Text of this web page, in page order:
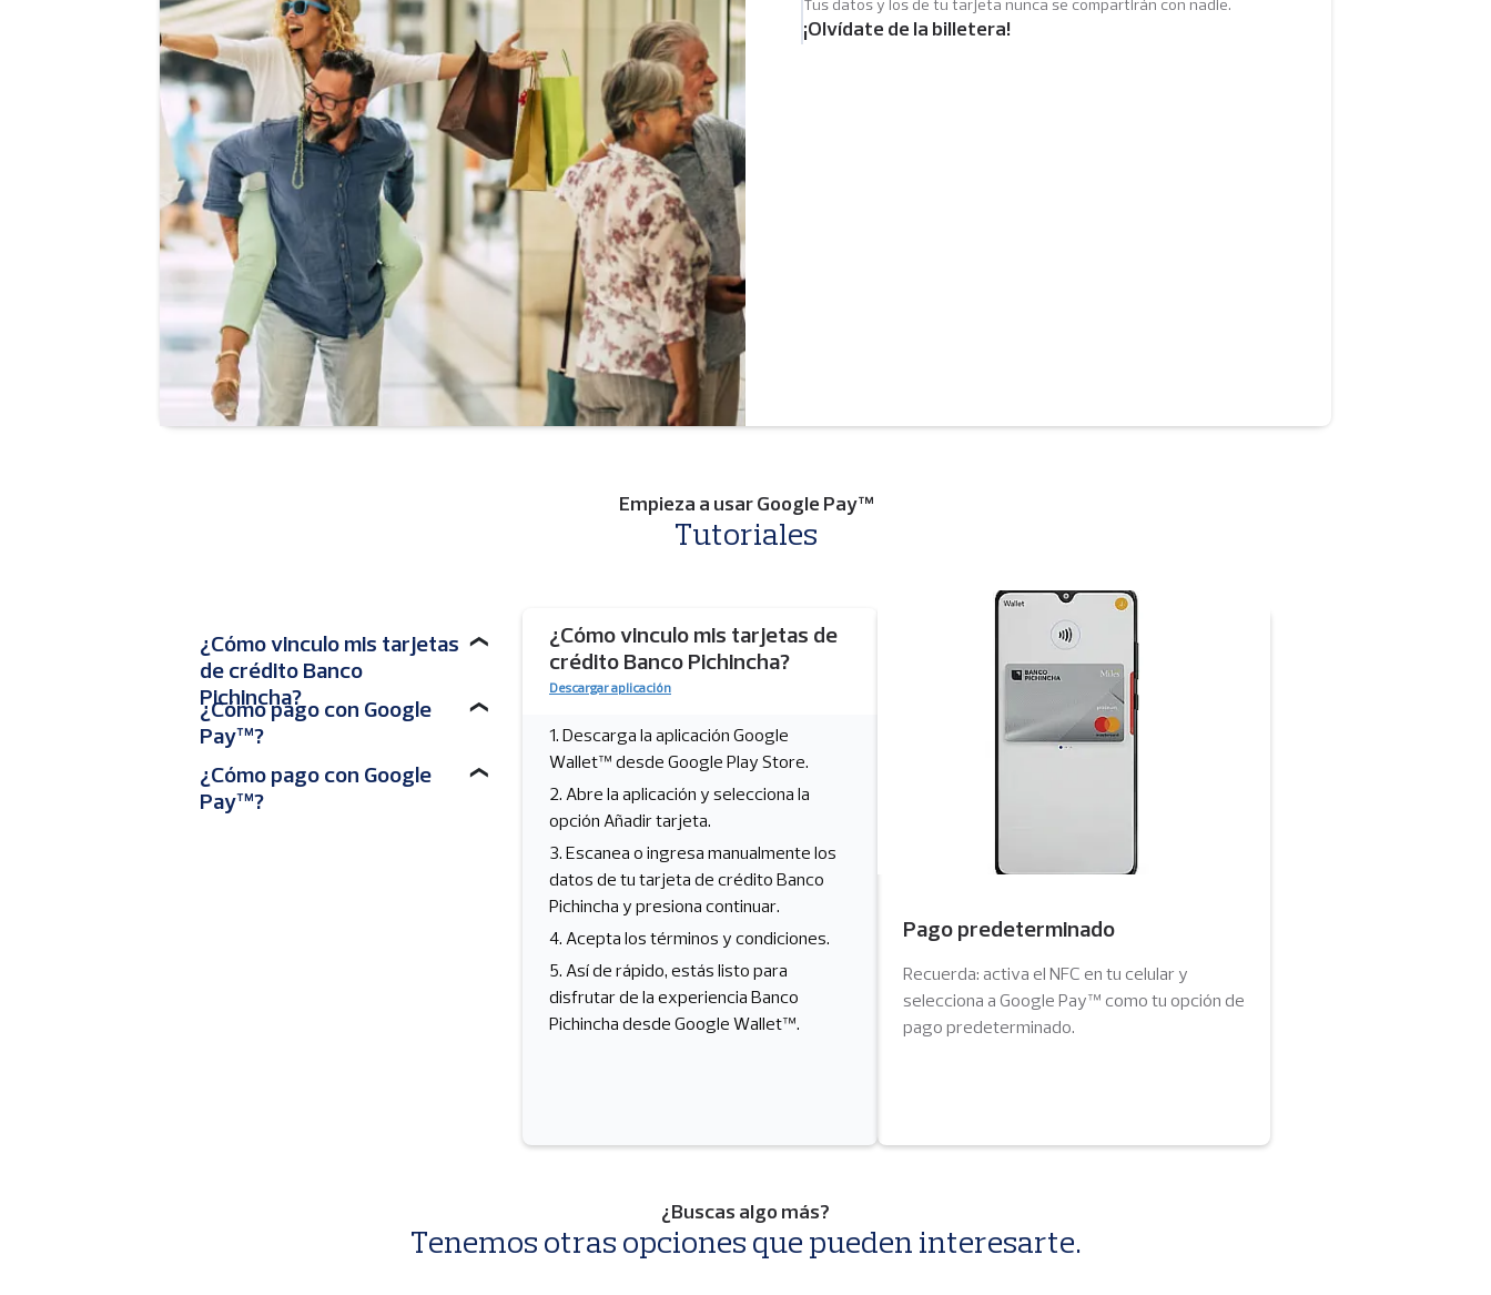
Tus datos y los de tu tarjeta nunca se compartirán con nadie.
¡Olvídate de la billetera!
Empieza a usar Google Pay™
Tutoriales
¿Cómo vinculo mis tarjetas
de crédito Banco
Pichincha?
❯
¿Cómo vinculo mis tarjetas de
crédito Banco Pichincha?
Descargar aplicación
1. Descarga la aplicación Google
Wallet™ desde Google Play Store.
2. Abre la aplicación y selecciona la
opción Añadir tarjeta.
3. Escanea o ingresa manualmente los
datos de tu tarjeta de crédito Banco
Pichincha y presiona continuar.
4. Acepta los términos y condiciones.
5. Así de rápido, estás listo para
disfrutar de la experiencia Banco
Pichincha desde Google Wallet™.
Pago predeterminado
Recuerda: activa el NFC en tu celular y
selecciona a Google Pay™ como tu opción de
pago predeterminado.
¿Cómo pago con Google
Pay™?
❯
¿Cómo pago con Google
Pay™?
❯
¿Buscas algo más?
Tenemos otras opciones que pueden interesarte.